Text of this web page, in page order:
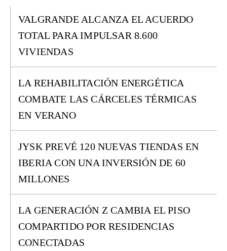
VALGRANDE ALCANZA EL ACUERDO
TOTAL PARA IMPULSAR 8.600
VIVIENDAS
LA REHABILITACIÓN ENERGÉTICA
COMBATE LAS CÁRCELES TÉRMICAS
EN VERANO
JYSK PREVÉ 120 NUEVAS TIENDAS EN
IBERIA CON UNA INVERSIÓN DE 60
MILLONES
LA GENERACIÓN Z CAMBIA EL PISO
COMPARTIDO POR RESIDENCIAS
CONECTADAS